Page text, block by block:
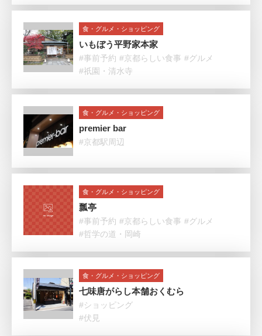
食・グルメ・ショッピング
いもぼう平野家本家
#事前予約 #京都らしい食事 #グルメ
#祇園・清水寺
食・グルメ・ショッピング
premier bar
#京都駅周辺
食・グルメ・ショッピング
瓢亭
#事前予約 #京都らしい食事 #グルメ
#哲学の道・岡崎
食・グルメ・ショッピング
七味唐がらし本舗おくむら
#ショッピング
#伏見